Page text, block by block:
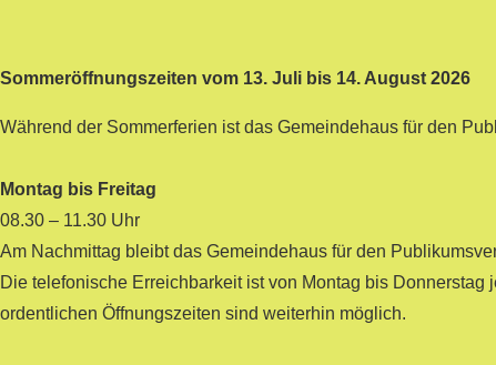
Sommeröffnungszeiten vom 13. Juli bis 14. August 2026
Während der Sommerferien ist das Gemeindehaus für den
Montag bis Freitag
08.30 – 11.30 Uhr
Am Nachmittag bleibt das Gemeindehaus für den
Die telefonische Erreichbarkeit ist von Montag bis
ordentlichen Öffnungszeiten sind weiterhin möglich.